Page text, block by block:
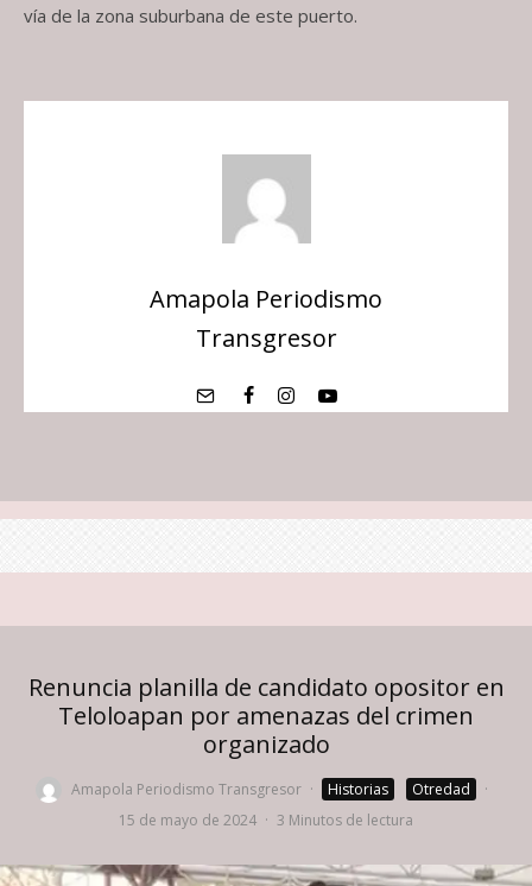
vía de la zona suburbana de este puerto.
Amapola Periodismo
Transgresor
Renuncia planilla de candidato opositor en
Teloloapan por amenazas del crimen
organizado
Amapola Periodismo Transgresor · Historias Otredad
·
15 de mayo de 2024 · 3 Minutos de lectura